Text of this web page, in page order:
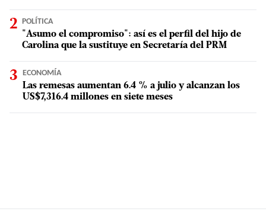
POLÍTICA
"Asumo el compromiso": así es el perfil del hijo de
Carolina que la sustituye en Secretaría del PRM
ECONOMÍA
Las remesas aumentan 6.4 % a julio y alcanzan los
US$7,316.4 millones en siete meses